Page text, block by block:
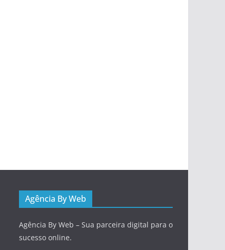
Agência By Web
Agência By Web – Sua parceira digital para o
sucesso online.